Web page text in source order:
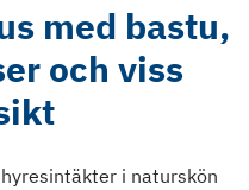
med bastu,
och viss
i naturskön